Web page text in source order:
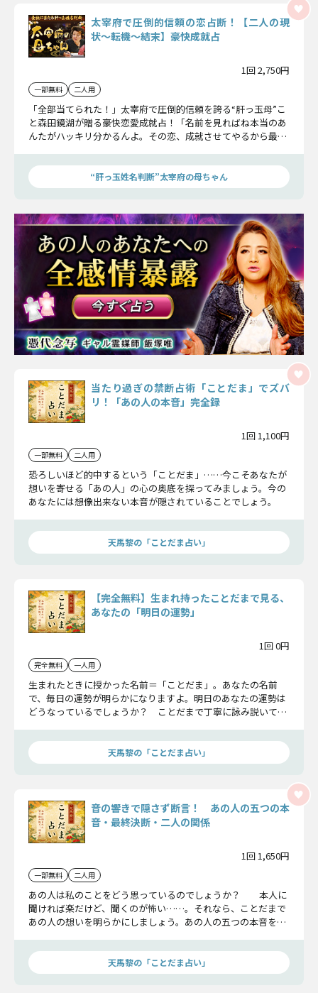
太宰府で圧倒的信頼の恋占断！【二人の現
状〜転機〜結末】豪快成就占
1回 2,750円
一部無料 二人用
「全部当てられた！」太宰府で圧倒的信頼を誇る“肝っ玉母”こ
と森田鏡湖が贈る豪快恋愛成就占！「名前を見ればね本当のあ
んたがハッキリ分かるんよ。その恋、成就させてやるから最後
その恋の結末まで断言します！
“肝っ玉姓名判断”太宰府の母ちゃん
当たり過ぎの禁断占術「ことだま」でズバ
リ！「あの人の本音」完全録
1回 1,100円
一部無料 二人用
恐ろしいほど的中するという「ことだま」……今こそあなたが
想いを寄せる「あの人」の心の奥底を探ってみましょう。今の
あなたには想像出来ない本音が隠されていることでしょう。
天馬黎の「ことだま占い」
【完全無料】生まれ持ったことだまで見る、
あなたの「明日の運勢」
1回 0円
完全無料 一人用
生まれたときに授かった名前＝「ことだま」。あなたの名前
で、毎日の運勢が明らかになりますよ。明日のあなたの運勢は
どうなっているでしょうか？ ことだまで丁寧に詠み説いてい
天馬黎の「ことだま占い」
音の響きで隠さず断言！ あの人の五つの本
音・最終決断・二人の関係
1回 1,650円
一部無料 二人用
あの人は私のことをどう思っているのでしょうか？ 本人に
聞ければ楽だけど、聞くのが怖い……。それなら、ことだまで
あの人の想いを明らかにしましょう。あの人の五つの本音を丁
天馬黎の「ことだま占い」